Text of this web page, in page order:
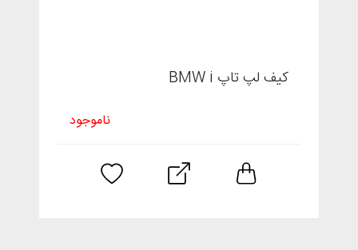
کیف لپ تاپ BMW i
ناموجود